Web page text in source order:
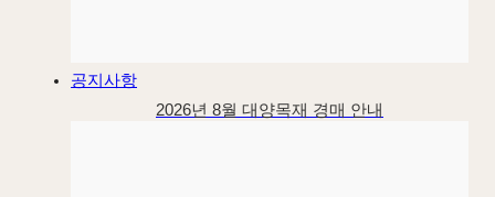
공지사항
2026년 8월 대양목재 경매 안내